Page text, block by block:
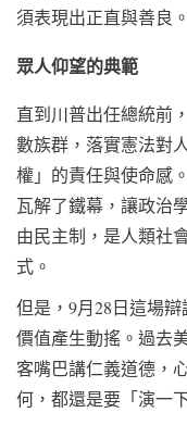
須表現出正直與善良。
眾人仰望的典範
直到川普出任總統前
數族群，落實憲法對
權」的責任與使命感
瓦解了鐵幕，讓政治
由民主制，是人類社
式。
但是，9月28日這場
價值產生動搖。過去
客嘴巴講仁義道德，
何，都還是要「演一